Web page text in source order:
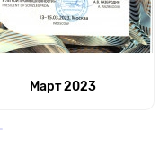
Март 2023